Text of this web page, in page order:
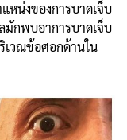
หน่งของการบาดเจ็บ
กพบอาการบาดเจ็บ
วณข้อศอกด้านใน